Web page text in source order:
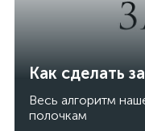
Как сделать
Весь алгоритм
полочкам